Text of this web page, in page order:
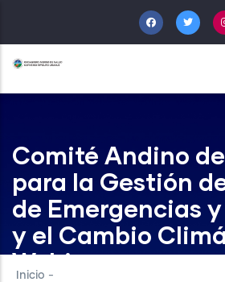
al
contenido
principal
Comité Andino
para la Gestión
de Emergencias
y el Cambio
Webinars
Inicio -